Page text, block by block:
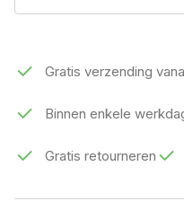
Gratis verzending
Binnen enkele
Gratis retourneren